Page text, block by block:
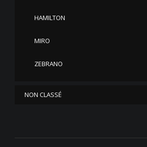
HAMILTON
MIRO
ZEBRANO
NON CLASSÉ